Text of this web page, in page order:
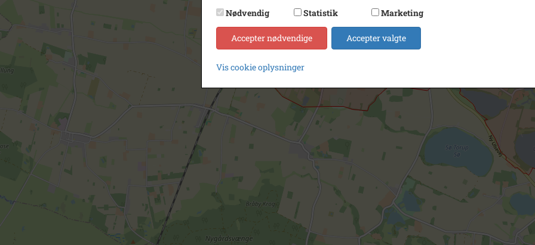
Nødvendig
Statistik Marketing
Accepter nødvendige Accepter valgte
Vis cookie oplysninger